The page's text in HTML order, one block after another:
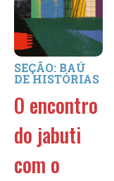
SEÇÃO: BAÚ
DE HISTÓRIAS
O encontro
do jabuti
com o